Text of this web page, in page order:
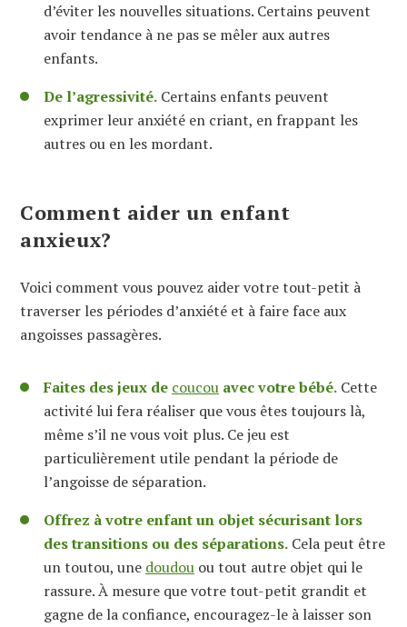
d’éviter les nouvelles situations. Certains peuvent
avoir tendance à ne pas se mêler aux autres
enfants.
De l’agressivité. Certains enfants peuvent
exprimer leur anxiété en criant, en frappant les
autres ou en les mordant.
Comment aider un enfant
anxieux?
Voici comment vous pouvez aider votre tout-petit à
traverser les périodes d’anxiété et à faire face aux
angoisses passagères.
Faites des jeux de coucou avec votre bébé. Cette
activité lui fera réaliser que vous êtes toujours là,
même s’il ne vous voit plus. Ce jeu est
particulièrement utile pendant la période de
l’angoisse de séparation.
Offrez à votre enfant un objet sécurisant lors
des transitions ou des séparations. Cela peut être
un toutou, une doudou ou tout autre objet qui le
rassure. À mesure que votre tout-petit grandit et
gagne de la confiance, encouragez-le à laisser son